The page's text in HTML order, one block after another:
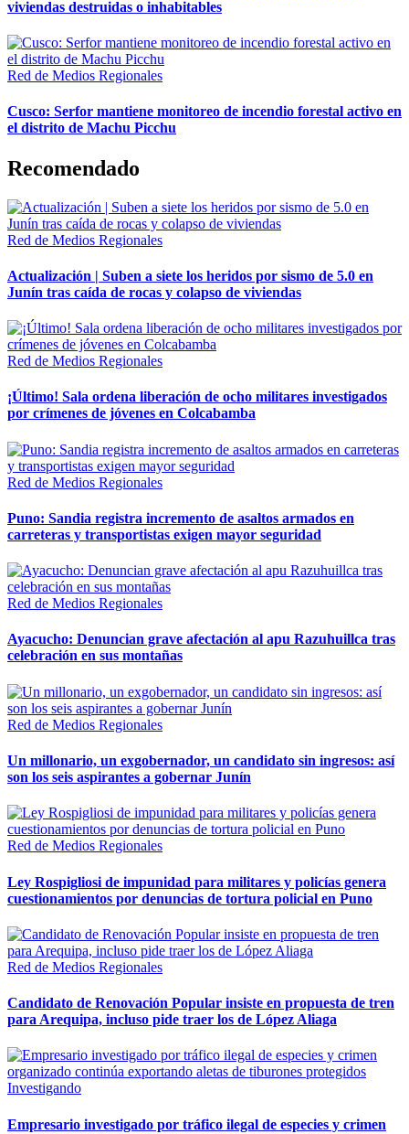
viviendas destruidas o inhabitables
Red de Medios Regionales
Cusco: Serfor mantiene monitoreo de incendio forestal activo en
el distrito de Machu Picchu
Recomendado
Red de Medios Regionales
Actualización | Suben a siete los heridos por sismo de 5.0 en
Junín tras caída de rocas y colapso de viviendas
Red de Medios Regionales
¡Último! Sala ordena liberación de ocho militares investigados
por crímenes de jóvenes en Colcabamba
Red de Medios Regionales
Puno: Sandia registra incremento de asaltos armados en
carreteras y transportistas exigen mayor seguridad
Red de Medios Regionales
Ayacucho: Denuncian grave afectación al apu Razuhuillca tras
celebración en sus montañas
Red de Medios Regionales
Un millonario, un exgobernador, un candidato sin ingresos: así
son los seis aspirantes a gobernar Junín
Red de Medios Regionales
Ley Rospigliosi de impunidad para militares y policías genera
cuestionamientos por denuncias de tortura policial en Puno
Red de Medios Regionales
Candidato de Renovación Popular insiste en propuesta de tren
para Arequipa, incluso pide traer los de López Aliaga
Investigando
Empresario investigado por tráfico ilegal de especies y crimen